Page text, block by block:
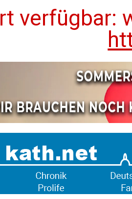
verfügbar: